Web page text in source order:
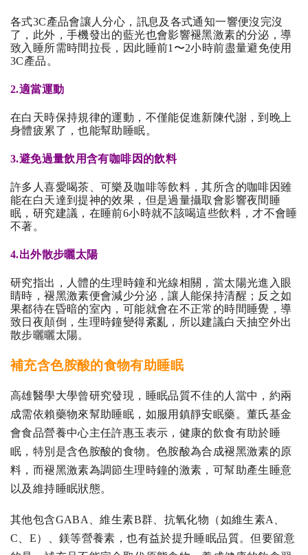
各式3C產品會讓人分心，訊息及各式通知一響便沒完沒
了，此外，手機發出的藍光也會影響褪黑激素的分泌，導
致入睡所需時間拉長，因此睡前1〜2小時前盡量避免使用
3C產品。
2.適當運動
在白天時保持規律的運動，不僅能促進新陳代謝，到晚上
身體疲累了，也能幫助睡眠。
3.避免過量飲用含有咖啡因的飲料
許多人喜愛喝茶、可樂及咖啡等飲料，其所含的咖啡因雖
能在白天達到提神的效果，但是過量攝取會影響夜間睡
眠，研究建議，在睡前6小時就不該喝這些飲料，才不會睡
不著。
4.出外散步曬太陽
研究指出，人體的生理時鐘和光線相關，當太陽光進入眼
睛時，褪黑激素便會減少分泌，讓人能保持清醒；反之如
果都待在昏暗的室內，可能就會在不正常的時間睡覺，導
致日夜顛倒，生理時鐘變得紊亂，所以建議白天抽空外出
散步曬曬太陽。
補充含色胺酸的食物有助睡眠
高雄醫學大學曾研究發現，睡眠品質不佳的人當中，約兩
成需依賴藥物來幫助睡眠，如服用鎮靜安眠藥。董氏基金
會食品營養中心主任許惠玉表示，健康的飲食有助於睡
眠，特別是含色胺酸的食物。色胺酸為合成褪黑激素的原
料，而褪黑激素為調節生理時鐘的激素，可幫助產生睡意
以及維持睡眠狀態。
其他包含GABA、維生素B群、抗氧化物（如維生素A、
C、E）、鎂等營養素，也有益於提升睡眠品質。但要留意